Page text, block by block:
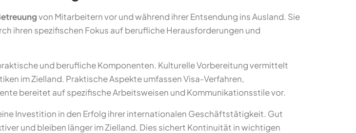
von Mitarbeitern vor und während ihrer Entsendung ins Ausland. Sie
ihren spezifischen Fokus auf berufliche Herausforderungen und
und berufliche Komponenten. Kulturelle Vorbereitung vermittelt
im Zielland. Praktische Aspekte umfassen Visa-Verfahren,
bereitet auf spezifische Arbeitsweisen und Kommunikationsstile vor.
Investition in den Erfolg ihrer internationalen Geschäftstätigkeit. Gut
und bleiben länger im Zielland. Dies sichert Kontinuität in wichtigen